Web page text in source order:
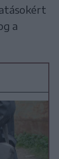
a